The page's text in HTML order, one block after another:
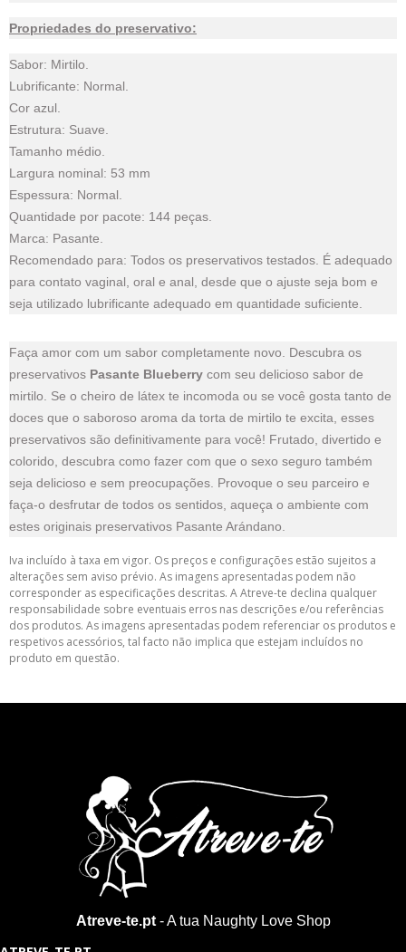
Propriedades do preservativo:
Sabor: Mirtilo.
Lubrificante: Normal.
Cor azul.
Estrutura: Suave.
Tamanho médio.
Largura nominal: 53 mm
Espessura: Normal.
Quantidade por pacote: 144 peças.
Marca: Pasante.
Recomendado para: Todos os preservativos testados. É adequado
para contato vaginal, oral e anal, desde que o ajuste seja bom e
seja utilizado lubrificante adequado em quantidade suficiente.
Faça amor com um sabor completamente novo. Descubra os
preservativos Pasante Blueberry com seu delicioso sabor de
mirtilo. Se o cheiro de látex te incomoda ou se você gosta tanto de
doces que o saboroso aroma da torta de mirtilo te excita, esses
preservativos são definitivamente para você! Frutado, divertido e
colorido, descubra como fazer com que o sexo seguro também
seja delicioso e sem preocupações. Provoque o seu parceiro e
faça-o desfrutar de todos os sentidos, aqueça o ambiente com
estes originais preservativos Pasante Arándano.
Iva incluído à taxa em vigor. Os preços e configurações estão sujeitos a
alterações sem aviso prévio. As imagens apresentadas podem não
corresponder as especificações descritas. A Atreve-te declina qualquer
responsabilidade sobre eventuais erros nas descrições e/ou referências
dos produtos. As imagens apresentadas podem referenciar os produtos e
respetivos acessórios, tal facto não implica que estejam incluídos no
produto em questão.
Atreve-te.pt- A tua Naughty Love Shop